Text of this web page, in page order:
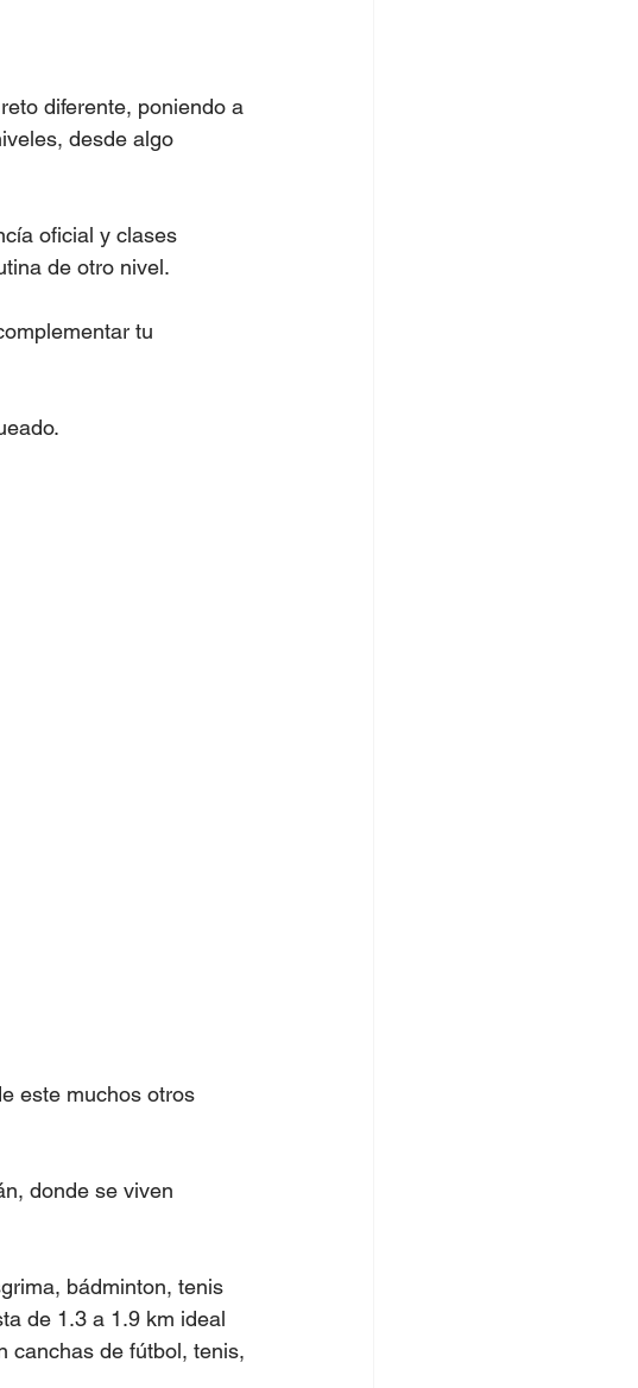
diferente, poniendo a
desde algo
oficial y clases
de otro nivel.
tu
este muchos otros
donde se viven
bádminton, tenis
de 1.3 a 1.9 km ideal
canchas de fútbol, tenis,